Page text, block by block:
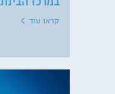
קראו עוד